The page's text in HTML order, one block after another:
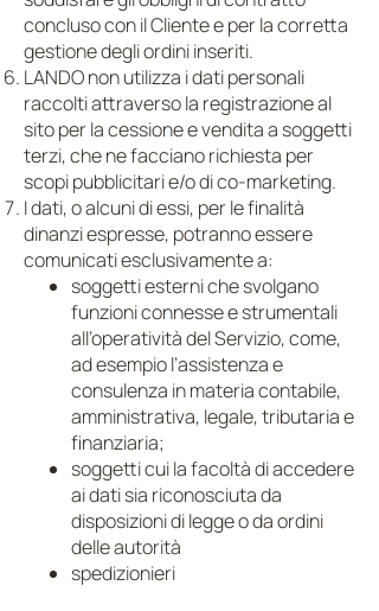
concluso con il Cliente e per la corretta
gestione degli ordini inseriti.
LANDO non utilizza i dati personali
raccolti attraverso la registrazione al
sito per la cessione e vendita a soggetti
terzi, che ne facciano richiesta per
scopi pubblicitari e/o di co-marketing.
I dati, o alcuni di essi, per le finalità
dinanzi espresse, potranno essere
comunicati esclusivamente a:
soggetti esterni che svolgano
funzioni connesse e strumentali
all’operatività del Servizio, come,
ad esempio l’assistenza e
consulenza in materia contabile,
amministrativa, legale, tributaria e
finanziaria;
soggetti cui la facoltà di accedere
ai dati sia riconosciuta da
disposizioni di legge o da ordini
delle autorità
spedizionieri